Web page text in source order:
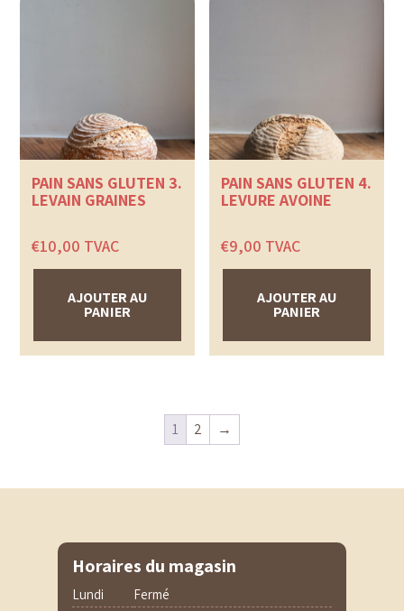
PAIN SANS GLUTEN 3.
LEVAIN GRAINES
€10,00 TVAC
AJOUTER AU
PANIER
PAIN SANS GLUTEN 4.
LEVURE AVOINE
€9,00 TVAC
AJOUTER AU
PANIER
1 2 →
Horaires du magasin
Lundi
Fermé